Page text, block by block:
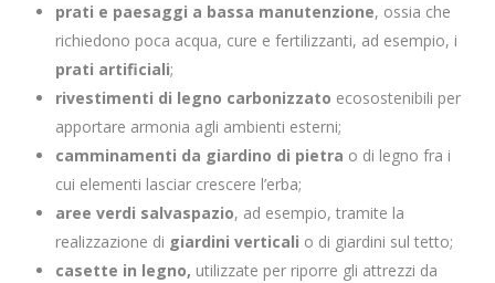
prati e paesaggi a bassa manutenzione, ossia che
richiedono poca acqua, cure e fertilizzanti, ad esempio, i
prati artificiali;
rivestimenti di legno carbonizzato ecosostenibili per
apportare armonia agli ambienti esterni;
camminamenti da giardino di pietra o di legno fra i
cui elementi lasciar crescere l’erba;
aree verdi salvaspazio, ad esempio, tramite la
realizzazione di giardini verticali o di giardini sul tetto;
casette in legno, utilizzate per riporre gli attrezzi da